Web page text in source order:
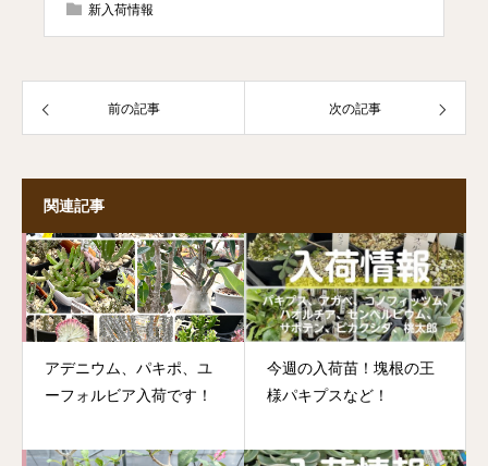
新入荷情報
前の記事 次の記事
関連記事
アデニウム、パキポ、ユ
ーフォルビア入荷です！
今週の入荷苗！塊根の王
様パキプスなど！